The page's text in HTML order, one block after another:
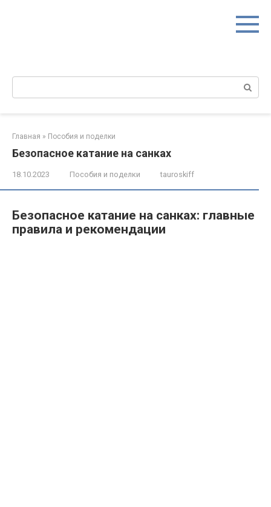
Поиск:
Главная » Пособия и поделки
Безопасное катание на санках
18.10.2023 Пособия и поделки tauroskiff
Безопасное катание на санках: главные
правила и рекомендации